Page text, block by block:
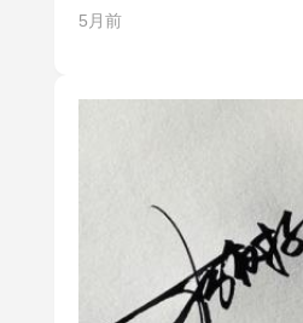
5月前